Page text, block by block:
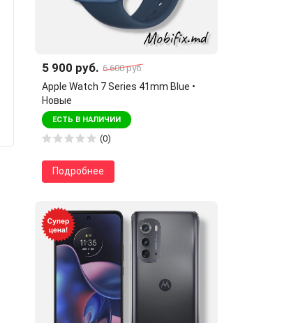
5 900 руб. 6 600 руб.
Apple Watch 7 Series 41mm Blue •
Новые
ЕСТЬ В НАЛИЧИИ
(0)
Подробнее